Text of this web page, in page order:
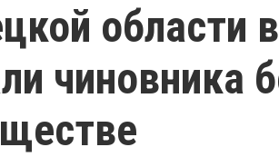
области
чиновника